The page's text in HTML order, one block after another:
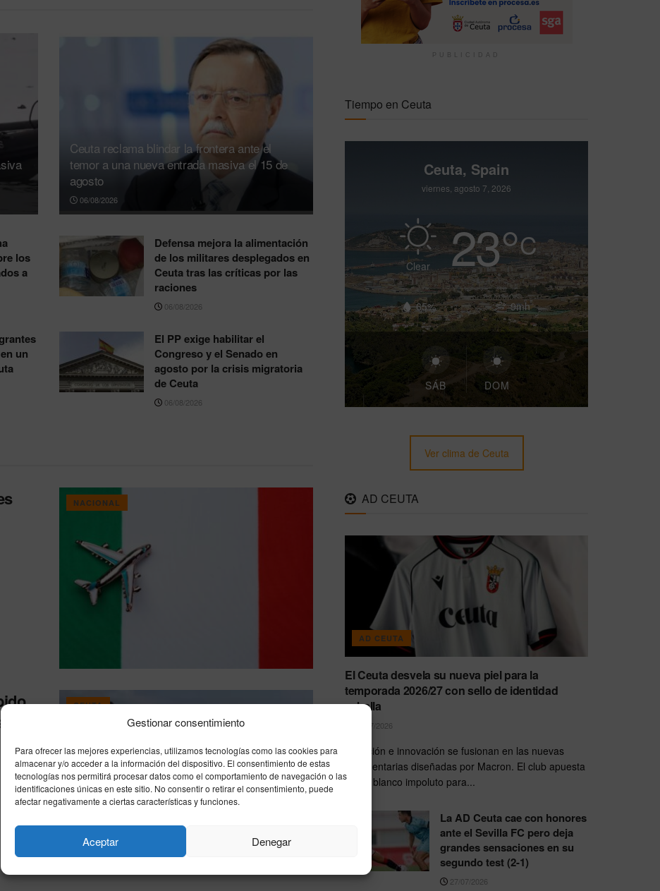
Gestionar consentimiento
Para ofrecer las mejores experiencias, utilizamos tecnologías como las cookies para
almacenar y/o acceder a la información del dispositivo. El consentimiento de estas
tecnologías nos permitirá procesar datos como el comportamiento de navegación o las
identificaciones únicas en este sitio. No consentir o retirar el consentimiento, puede
afectar negativamente a ciertas características y funciones.
Aceptar Denegar
Ceuta reclama blindar la frontera ante el
temor a una nueva entrada masiva el 15 de
agosto
06/08/2026
los
a
Defensa mejora la alimentación
de los militares desplegados en
Ceuta tras las críticas por las
raciones
06/08/2026
un
El PP exige habilitar el
Congreso y el Senado en
agosto por la crisis migratoria
de Ceuta
06/08/2026
NACIONAL
CEUTA
PUBLICIDAD
Tiempo en Ceuta
Ceuta, Spain
viernes, agosto 7, 2026
Clear 23°C
65% 9mh
SÁB DOM
Ver clima de Ceuta
AD CEUTA
AD CEUTA
El Ceuta desvela su nueva piel para la
temporada 2026/27 con sello de identidad
caballa
30/07/2026
Tradición e innovación se fusionan en las nuevas
indumentarias diseñadas por Macron. El club apuesta
por el blanco impoluto para...
La AD Ceuta cae con honores
ante el Sevilla FC pero deja
grandes sensaciones en su
segundo test (2-1)
27/07/2026